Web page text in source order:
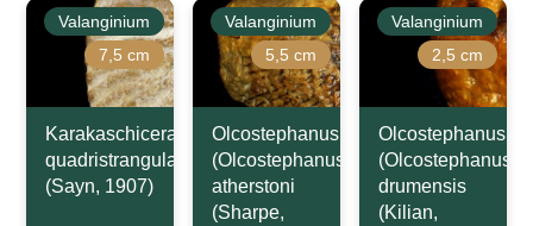
Valanginium
7,5 cm
Karakaschiceras
quadristrangulatum
(Sayn, 1907)
Valanginium
5,5 cm
Olcostephanus
(Olcostephanus)
atherstoni
(Sharpe,
Valanginium
2,5 cm
Olcostephanus
(Olcostephanus)
drumensis
(Kilian,